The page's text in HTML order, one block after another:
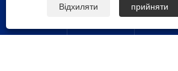

Відхиляти прийняти